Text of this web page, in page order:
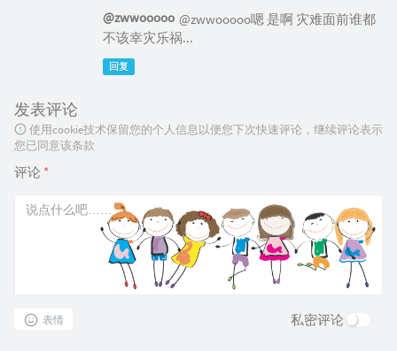
@zwwooooo @zwwooooo嗯 是啊 灾难面前谁都
不该幸灾乐祸...
回复
发表评论
使用cookie技术保留您的个人信息以便您下次快速评论，继续评论表示
您已同意该条款
评论 *
表情 私密评论